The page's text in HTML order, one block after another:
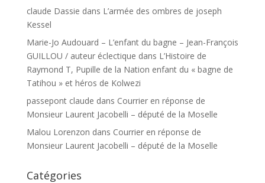
claude Dassie dans L’armée des ombres de joseph
Kessel
Marie-Jo Audouard – L’enfant du bagne – Jean-François
GUILLOU / auteur éclectique dans L’Histoire de
Raymond T, Pupille de la Nation enfant du « bagne de
Tatihou » et héros de Kolwezi
passepont claude dans Courrier en réponse de
Monsieur Laurent Jacobelli – député de la Moselle
Malou Lorenzon dans Courrier en réponse de
Monsieur Laurent Jacobelli – député de la Moselle
Catégories